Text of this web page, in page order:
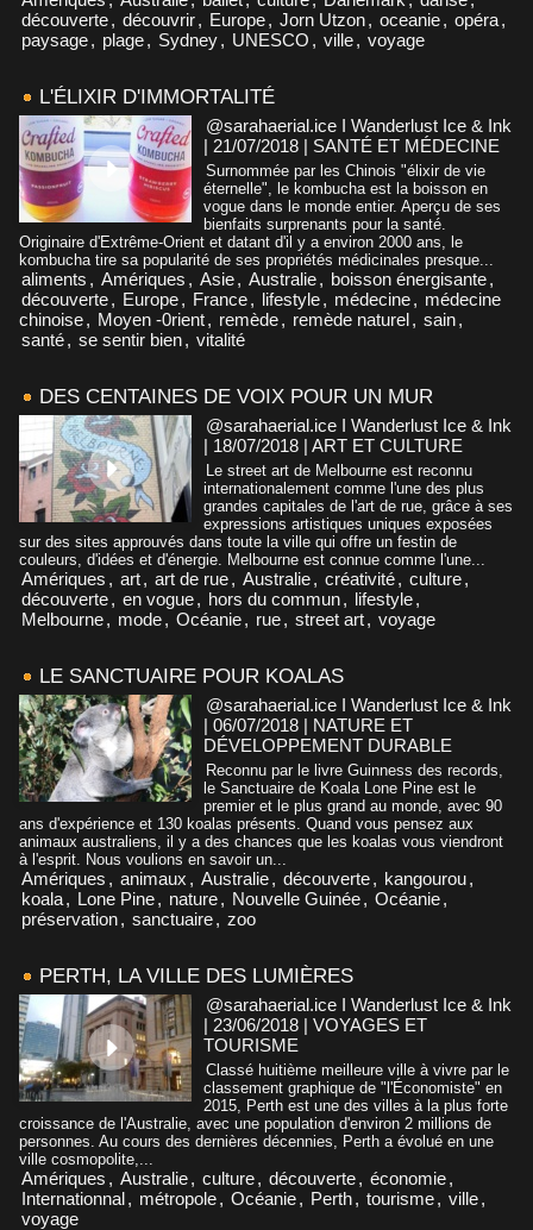
découverte, découvrir, Europe, Jorn Utzon, oceanie, opéra,
paysage, plage, Sydney, UNESCO , ville, voyage
L'ÉLIXIR D'IMMORTALITÉ
@sarahaerial.ice I Wanderlust Ice & Ink
| 21/07/2018 | SANTÉ ET MÉDECINE
Surnommée par les Chinois "élixir de vie
éternelle", le kombucha est la boisson en
vogue dans le monde entier. Aperçu de ses
bienfaits surprenants pour la santé.
Originaire d'Extrême-Orient et datant d'il y a environ 2000 ans, le
kombucha tire sa popularité de ses propriétés médicinales presque...
aliments , Amériques , Asie, Australie, boisson énergisante,
découverte, Europe, France, lifestyle, médecine, médecine
chinoise, Moyen -0rient, remède, remède naturel, sain,
santé, se sentir bien, vitalité
DES CENTAINES DE VOIX POUR UN MUR
@sarahaerial.ice I Wanderlust Ice & Ink
| 18/07/2018 | ART ET CULTURE
Le street art de Melbourne est reconnu
internationalement comme l'une des plus
grandes capitales de l'art de rue, grâce à ses
expressions artistiques uniques exposées
sur des sites approuvés dans toute la ville qui offre un festin de
couleurs, d'idées et d'énergie. Melbourne est connue comme l'une...
Amériques , art, art de rue, Australie, créativité, culture,
découverte, en vogue, hors du commun, lifestyle,
Melbourne, mode, Océanie, rue, street art, voyage
LE SANCTUAIRE POUR KOALAS
@sarahaerial.ice I Wanderlust Ice & Ink
| 06/07/2018 | NATURE ET
DÉVELOPPEMENT DURABLE
Reconnu par le livre Guinness des records,
le Sanctuaire de Koala Lone Pine est le
premier et le plus grand au monde, avec 90
ans d'expérience et 130 koalas présents. Quand vous pensez aux
animaux australiens, il y a des chances que les koalas vous viendront
à l'esprit. Nous voulions en savoir un...
Amériques , animaux , Australie, découverte, kangourou,
koala, Lone Pine, nature, Nouvelle Guinée, Océanie,
préservation, sanctuaire, zoo
PERTH, LA VILLE DES LUMIÈRES
@sarahaerial.ice I Wanderlust Ice & Ink
| 23/06/2018 | VOYAGES ET
TOURISME
Classé huitième meilleure ville à vivre par le
classement graphique de "l'Économiste" en
2015, Perth est une des villes à la plus forte
croissance de l'Australie, avec une population d'environ 2 millions de
personnes. Au cours des dernières décennies, Perth a évolué en une
ville cosmopolite,...
Amériques , Australie, culture, découverte, économie,
Internationnal, métropole, Océanie, Perth, tourisme, ville,
voyage